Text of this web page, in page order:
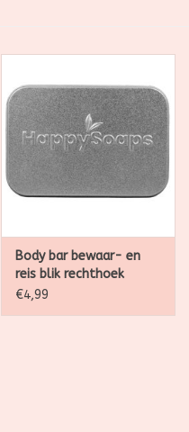
Body bar bewaar- en
reis blik rechthoek
€4,99